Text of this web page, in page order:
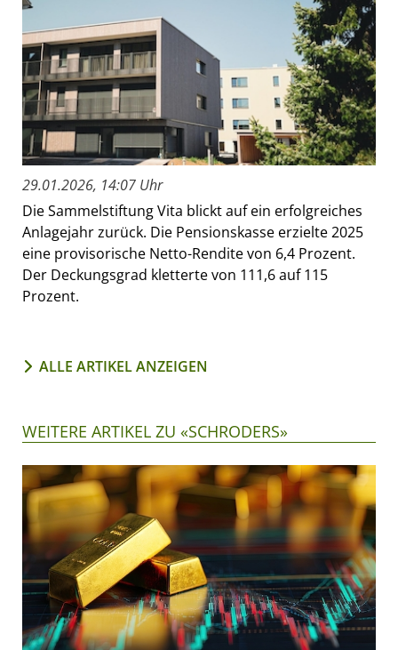
29.01.2026, 14:07 Uhr
Die Sammelstiftung Vita blickt auf ein erfolgreiches
Anlagejahr zurück. Die Pensionskasse erzielte 2025
eine provisorische Netto-Rendite von 6,4 Prozent.
Der Deckungsgrad kletterte von 111,6 auf 115
Prozent.
ALLE ARTIKEL ANZEIGEN
WEITERE ARTIKEL ZU «SCHRODERS»